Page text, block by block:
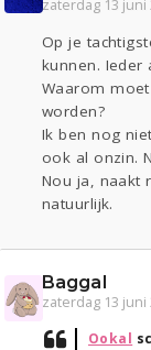
zaterdag 13 juni
Op je
kunnen. Ieder
Waarom
worden?
Ik ben nog
ook al onzin.
Nou ja, naakt
natuurlijk.
Baggal
zaterdag 13 juni
Ookal